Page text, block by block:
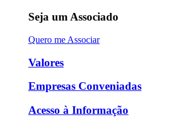
Seja um Associado
Quero me Associar
Valores
Empresas Conveniadas
Acesso à Informação